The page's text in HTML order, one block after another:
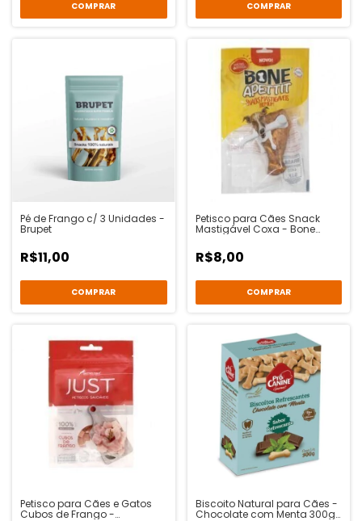
Pé de Frango c/ 3 Unidades -
Brupet
R$11,00
Petisco para Cães Snack
Mastigável Coxa - Bone
R$8,00
Petisco para Cães e Gatos
Cubos de Frango -
Biscoito Natural para Cães -
Chocolate com Menta 300g